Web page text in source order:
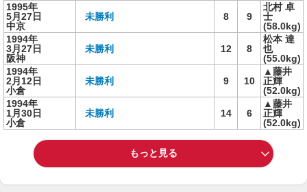
1995年
5月27日
中京
未勝利 8 9
北村 卓
士
(58.0kg)
1994年
3月27日
阪神
未勝利 12 8
松本 達
也
(55.0kg)
1994年
2月12日
小倉
未勝利 9 10
▲藤井
正輝
(52.0kg)
1994年
1月30日
小倉
未勝利 14 6
▲藤井
正輝
(52.0kg)
もっと見る